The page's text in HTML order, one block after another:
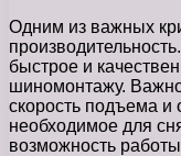
Одним из важных
быстрое и
шиномонтажу. Важно
скорость подъема
необходимое для
возможность